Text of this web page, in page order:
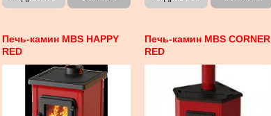
Печь-камин MBS HAPPY
RED
Печь-камин MBS CORNER
RED